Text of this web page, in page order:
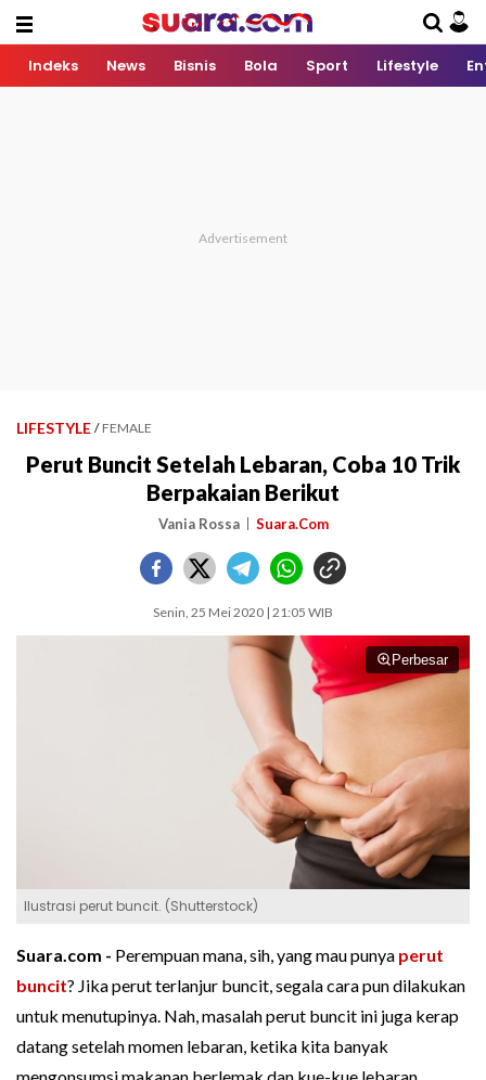
Indeks News Bisnis Bola Sport Lifestyle
LIFESTYLE / FEMALE
Perut Buncit Setelah Lebaran, Coba 10 Trik
Berpakaian Berikut
Vania Rossa Suara.Com
Senin, 25 Mei 2020 | 21:05 WIB
Perbesar
Ilustrasi perut buncit. (Shutterstock)
Suara.com - Perempuan mana, sih, yang mau punya perut
buncit? Jika perut terlanjur buncit, segala cara pun dilakukan
untuk menutupinya. Nah, masalah perut buncit ini juga kerap
datang setelah momen lebaran, ketika kita banyak